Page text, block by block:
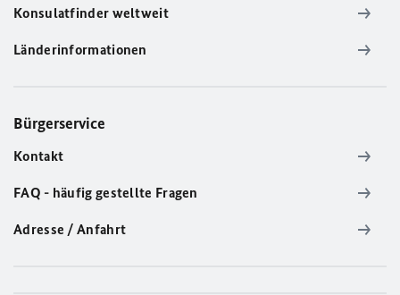
Konsulatfinder weltweit
Länderinformationen
Bürgerservice
Kontakt
FAQ - häufig gestellte Fragen
Adresse / Anfahrt